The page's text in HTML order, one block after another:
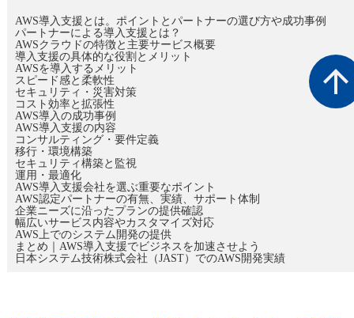
arrow_upward
AWS導入支援とは。ポイントとパートナーの選び方や成功事例
パートナーによる導入支援とは？
AWSクラウドの特徴と主要サービス概要
導入支援の具体的な役割とメリット
AWSを導入するメリット
スピード感と柔軟性
セキュリティ・災害対策
コスト効率と拡張性
AWS導入の成功事例
AWS導入支援の内容
コンサルティング・要件定義
移行・環境構築
セキュリティ構築と監視
運用・最適化
AWS導入支援会社を選ぶ重要なポイント
AWS認定パートナーの有無、実績、サポート体制
企業ニーズに沿ったプランの提供確認
幅広いサービス内容やカスタマイズ対応
AWS上でのシステム開発の提供
まとめ｜AWS導入支援でビジネスを加速させよう
日本システム技術株式会社（JAST）でのAWS開発実績